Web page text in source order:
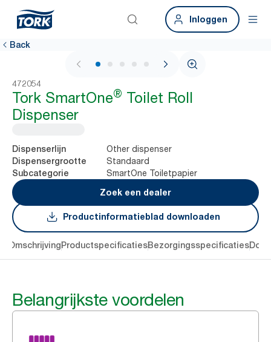
Inloggen
Back
1 / 6
472054
Tork SmartOne® Toilet Roll
Dispenser
Dispenserlijn Other dispenser
Dispensergrootte Standaard
Subcategorie
SmartOne Toiletpapier
Zoek een dealer
Productinformatieblad downloaden
OmschrijvingProductspecificatiesBezorgingsspecificaties
Belangrijkste voordelen